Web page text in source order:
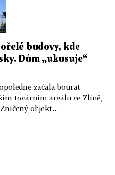
budovy, kde
Dům „ukusuje“
začala bourat
továrním areálu ve Zlíně,
objekt...